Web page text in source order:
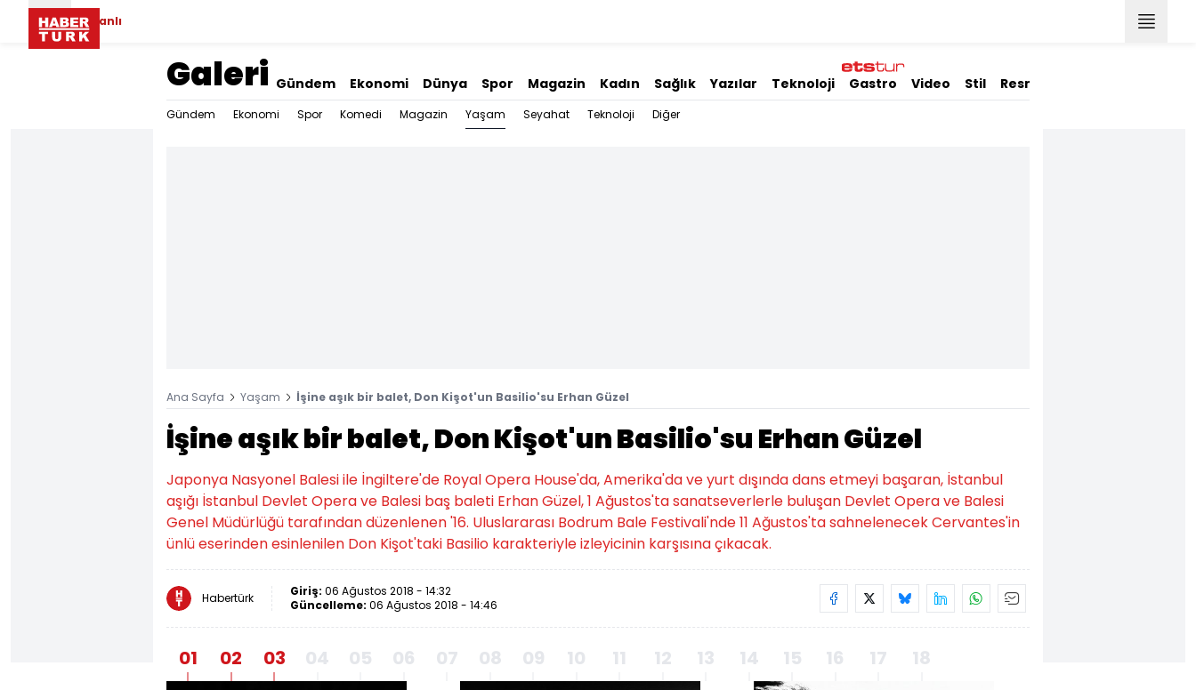
Canlı
Galeri Gündem Ekonomi Dünya Spor Magazin Kadın Sağlık Yazılar Teknoloji Gastro Video Stil Resmi İlanlar
Gündem Ekonomi Spor Komedi Magazin Yaşam Seyahat Teknoloji Diğer
Ana Sayfa Yaşam İşine aşık bir balet, Don Kişot'un Basilio'su Erhan Güzel
İşine aşık bir balet, Don Kişot'un Basilio'su Erhan Güzel
Japonya Nasyonel Balesi ile İngiltere'de Royal Opera House'da, Amerika'da ve yurt dışında dans etmeyi başaran, İstanbul
aşığı İstanbul Devlet Opera ve Balesi baş baleti Erhan Güzel, 1 Ağustos'ta sanatseverlerle buluşan Devlet Opera ve Balesi
Genel Müdürlüğü tarafından düzenlenen '16. Uluslararası Bodrum Bale Festivali'nde 11 Ağustos'ta sahnelenecek Cervantes'in
ünlü eserinden esinlenilen Don Kişot'taki Basilio karakteriyle izleyicinin karşısına çıkacak.
Habertürk Giriş: 06 Ağustos 2018 - 14:32
Güncelleme: 06 Ağustos 2018 - 14:46
01 02 03 04 05 06 07 08 09 10 11 12 13 14 15 16 17 18